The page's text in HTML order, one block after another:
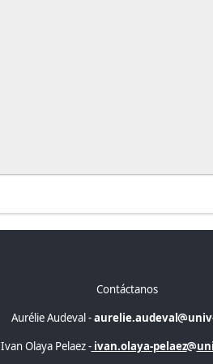
Contáctanos
Aurélie Audeval -aurelie.audeval
Ivan Olaya Pelaez -ivan.olaya-pelaez